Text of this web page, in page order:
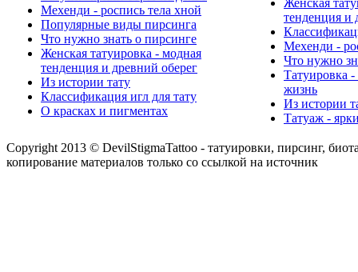
Мехенди - роспись тела хной
Популярные виды пирсинга
Что нужно знать о пирсинге
Женская татуировка - модная
тенденция и древний оберег
Из истории тату
Классификация игл для тату
О красках и пигментах
Женская
тенденция и
Мехенди -
Что нужно
Татуировка
жизнь
Из истории
Татуаж -
Copyright 2013 © DevilStigmaTattoo - татуировки, пирсинг,
копирование материалов только со ссылкой на источник